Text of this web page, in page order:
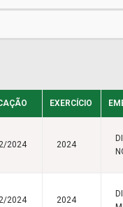
EXERCÍCIO
2024 2024
2024 2024